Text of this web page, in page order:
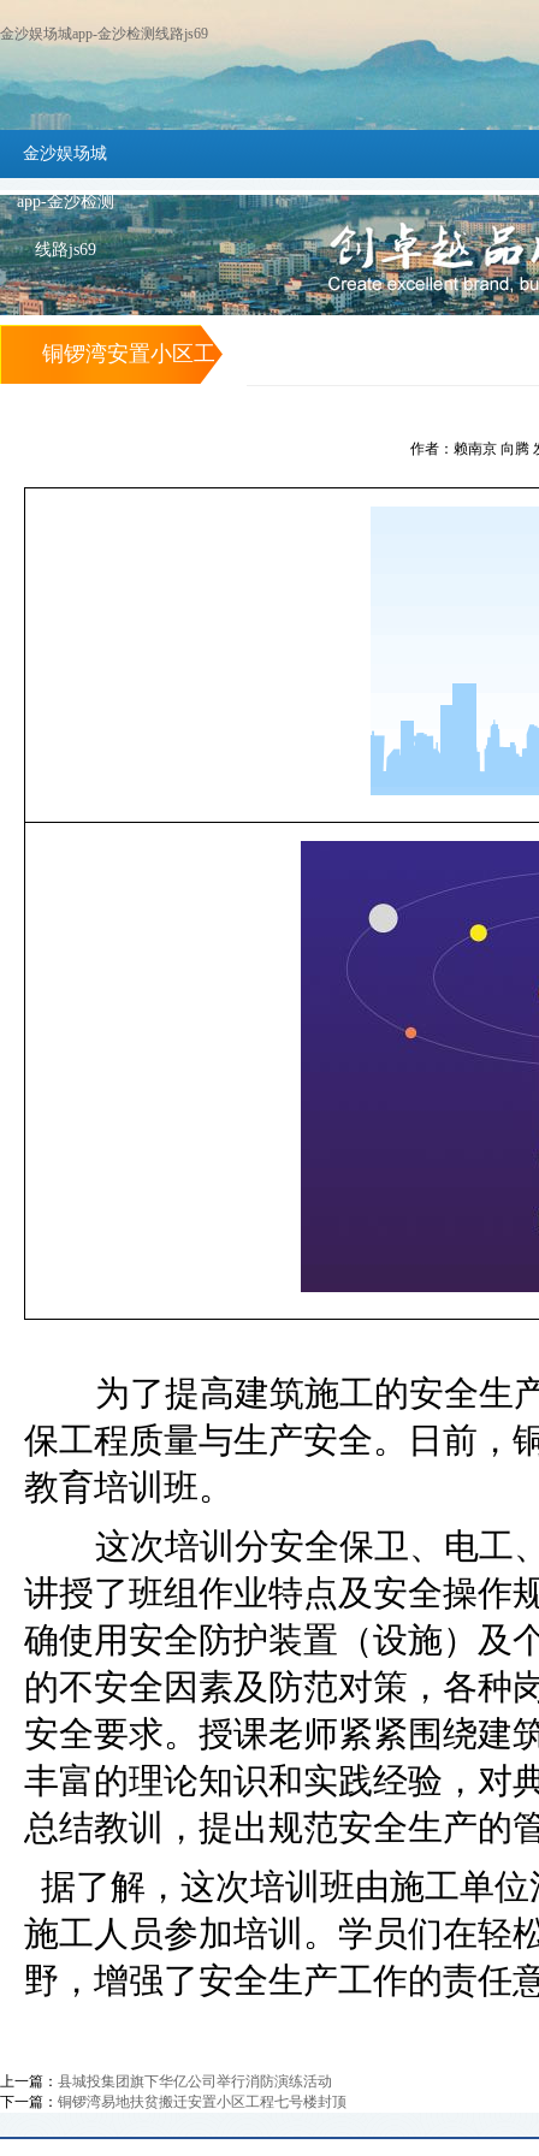
金沙娱场城app-金沙检测线路js69
金沙娱场城
app-金沙检测
线路js69
铜锣湾安置小区工
作者：赖南京 向腾
为了提高建筑施工的安全生
保工程质量与生产安全。日前，
教育培训班。
这次培训分安全保卫、电工
讲授了班组作业特点及安全操作
确使用安全防护装置（设施）及
的不安全因素及防范对策，各种
安全要求。授课老师紧紧围绕建
丰富的理论知识和实践经验，对
总结教训，提出规范安全生产的
据了解，这次培训班由施工单位
施工人员参加培训。学员们在轻
野，增强了安全生产工作的责任
上一篇： 县城投集团旗下华亿公司举行消防演练活动
下一篇： 铜锣湾易地扶贫搬迁安置小区工程七号楼封顶